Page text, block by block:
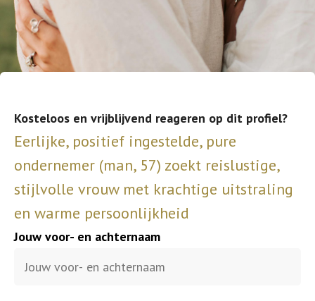
Kosteloos en vrijblijvend reageren op dit profiel?
Eerlijke, positief ingestelde, pure
ondernemer (man, 57) zoekt reislustige,
stijlvolle vrouw met krachtige uitstraling
en warme persoonlijkheid
Jouw voor- en achternaam